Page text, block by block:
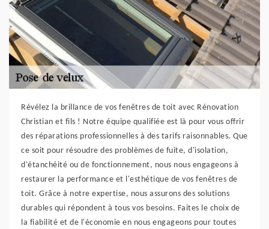
Révélez la brillance de vos fenêtres de toit avec Rénovation
Christian et fils ! Notre équipe qualifiée est là pour vous offrir
des réparations professionnelles à des tarifs raisonnables. Que
ce soit pour résoudre des problèmes de fuite, d'isolation,
d'étanchéité ou de fonctionnement, nous nous engageons à
restaurer la performance et l'esthétique de vos fenêtres de
toit. Grâce à notre expertise, nous assurons des solutions
durables qui répondent à tous vos besoins. Faites le choix de
la fiabilité et de l'économie en nous engageons pour toutes